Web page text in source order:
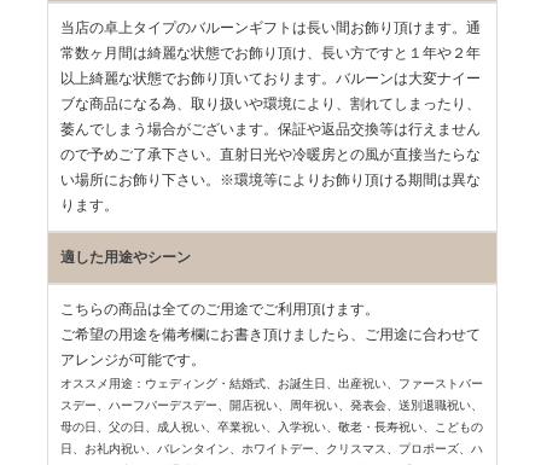
当店の卓上タイプのバルーンギフトは長い間お飾り頂けます。通
常数ヶ月間は綺麗な状態でお飾り頂け、長い方ですと１年や２年
以上綺麗な状態でお飾り頂いております。バルーンは大変ナイー
ブな商品になる為、取り扱いや環境により、割れてしまったり、
萎んでしまう場合がございます。保証や返品交換等は行えません
ので予めご了承下さい。直射日光や冷暖房との風が直接当たらな
い場所にお飾り下さい。※環境等によりお飾り頂ける期間は異な
ります。
適した用途やシーン
こちらの商品は全てのご用途でご利用頂けます。
ご希望の用途を備考欄にお書き頂けましたら、ご用途に合わせて
アレンジが可能です。
オススメ用途：ウェディング・結婚式、お誕生日、出産祝い、ファーストバー
スデー、ハーフバーデスデー、開店祝い、周年祝い、発表会、送別退職祝い、
母の日、父の日、 成人祝い、卒業祝い、入学祝い、敬老・長寿祝い、こどもの
日、お礼内祝い、バレンタイン、ホワイトデー、クリスマス、プロポーズ、ハ